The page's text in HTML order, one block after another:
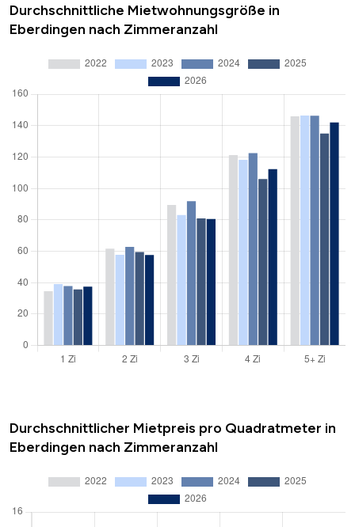
Durchschnittliche Mietwohnungsgröße in
Eberdingen nach Zimmeranzahl
Durchschnittlicher Mietpreis pro Quadratmeter in
Eberdingen nach Zimmeranzahl